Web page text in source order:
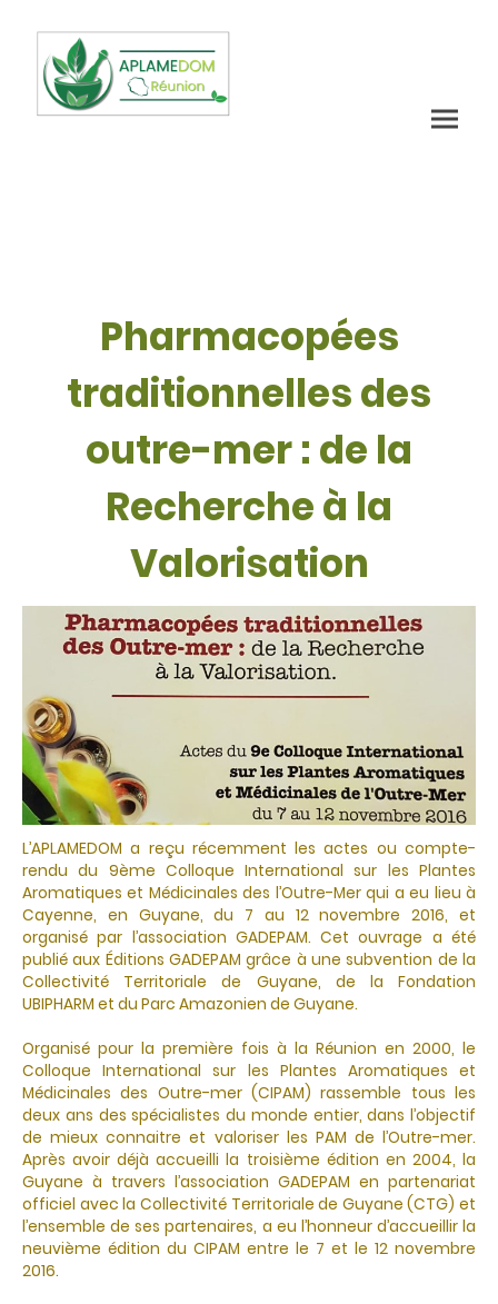
Pharmacopées
traditionnelles des
outre-mer : de la
Recherche à la
Valorisation
L’APLAMEDOM a reçu récemment les actes ou compte-
rendu du 9ème Colloque International sur les Plantes
Aromatiques et Médicinales des l’Outre-Mer qui a eu lieu à
Cayenne, en Guyane, du 7 au 12 novembre 2016, et
organisé par l’association GADEPAM. Cet ouvrage a été
publié aux Éditions GADEPAM grâce à une subvention de la
Collectivité Territoriale de Guyane, de la Fondation
UBIPHARM et du Parc Amazonien de Guyane.
Organisé pour la première fois à la Réunion en 2000, le
Colloque International sur les Plantes Aromatiques et
Médicinales des Outre-mer (CIPAM) rassemble tous les
deux ans des spécialistes du monde entier, dans l’objectif
de mieux connaitre et valoriser les PAM de l’Outre-mer.
Après avoir déjà accueilli la troisième édition en 2004, la
Guyane à travers l’association GADEPAM en partenariat
officiel avec la Collectivité Territoriale de Guyane (CTG) et
l’ensemble de ses partenaires, a eu l’honneur d’accueillir la
neuvième édition du CIPAM entre le 7 et le 12 novembre
2016.